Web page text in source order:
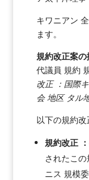
キワニアン
ます。
規約改正案の
代議員 規約
改正 ：国際
会 地区 タル
以下の規約改
規約改正
されたこの
ニス 規模